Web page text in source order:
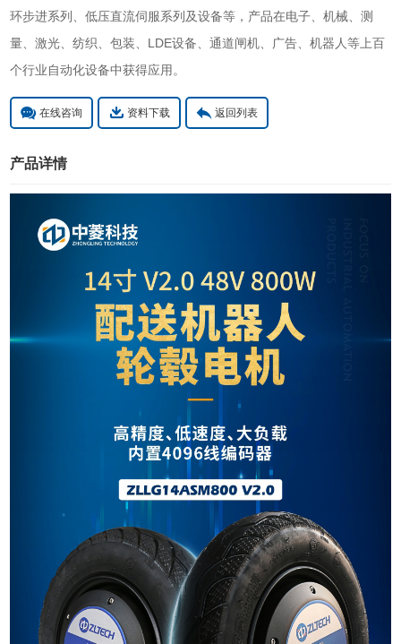
环步进系列、低压直流伺服系列及设备等，产品在电子、机械、测
量、激光、纺织、包装、LDE设备、通道闸机、广告、机器人等上百
个行业自动化设备中获得应用。
在线咨询 资料下载 返回列表
产品详情